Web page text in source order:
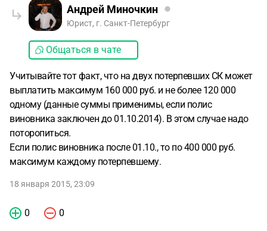
Андрей Миночкин
Юрист, г. Санкт-Петербург
Общаться в чате
Учитывайте тот факт, что на двух потерпевших СК может
выплатить максимум 160 000 руб. и не более 120 000
одному (данные суммы применимы, если полис
виновника заключен до 01.10.2014). В этом случае надо
поторопиться.
Если полис виновника после 01.10., то по 400 000 руб.
максимум каждому потерпевшему.
18 января 2015, 23:09
0 0